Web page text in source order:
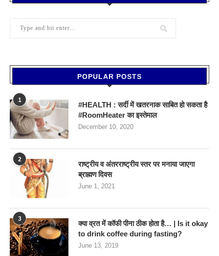
POPULAR POSTS
1
#HEALTH : सर्दी में खतरनाक साबित हो सकता है
#RoomHeater का इस्तेमाल
December 10, 2020
2
राष्ट्रीय व अंतरराष्ट्रीय स्तर पर मनाया जाएगा
ब्राह्मण दिवस
June 1, 2021
3
क्या व्रत में कॉफी पीना ठीक होता है… | Is it okay
to drink coffee during fasting?
June 13, 2019